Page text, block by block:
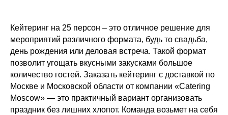
Кейтеринг на 25 персон – это отличное решение для
мероприятий различного формата, будь то свадьба,
день рождения или деловая встреча. Такой формат
позволит угощать вкусными закусками большое
количество гостей. Заказать кейтеринг с доставкой по
Москве и Московской области от компании «Catering
Moscow» — это практичный вариант организовать
праздник без лишних хлопот. Команда возьмет на себя